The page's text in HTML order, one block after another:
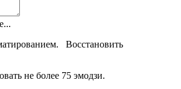
Восстановить
не более 75 эмодзи.